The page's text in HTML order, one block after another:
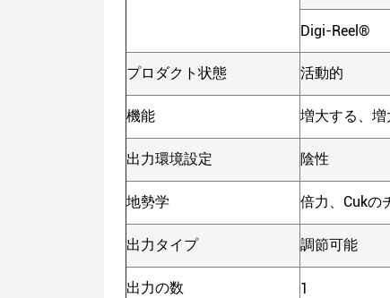
Digi-Reel®
プロダクト状態 活動的
機能 増大する、
出力環境設定 陰性
地勢学 倍力、Cukの
出力タイプ 調節可能
出力の数 1